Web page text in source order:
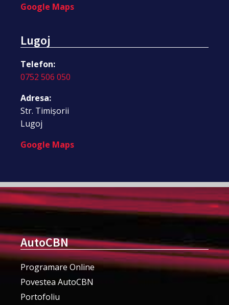
Google Maps
Lugoj
Telefon:
0752 506 050
Adresa:
Str. Timișorii
Lugoj
Google Maps
AutoCBN
Programare Online
Povestea AutoCBN
Portofoliu